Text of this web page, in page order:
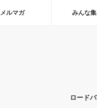
メルマガ みんな
ロード